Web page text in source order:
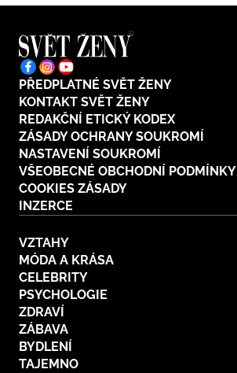
PŘEDPLATNÉ SVĚT ŽENY
KONTAKT SVĚT ŽENY
REDAKČNÍ ETICKÝ KODEX
ZÁSADY OCHRANY SOUKROMÍ
NASTAVENÍ SOUKROMÍ
VŠEOBECNÉ OBCHODNÍ PODMÍNKY
COOKIES ZÁSADY
INZERCE
VZTAHY
MÓDA A KRÁSA
CELEBRITY
PSYCHOLOGIE
ZDRAVÍ
ZÁBAVA
BYDLENÍ
TAJEMNO